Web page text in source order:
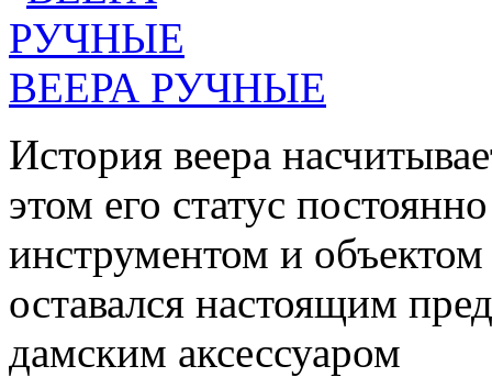
ВЕЕРА РУЧНЫЕ
История веера
этом его статус
инструментом и
оставался настоящим
дамским аксессуаром